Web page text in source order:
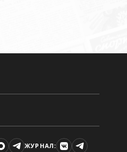
ЖУРНАЛ: